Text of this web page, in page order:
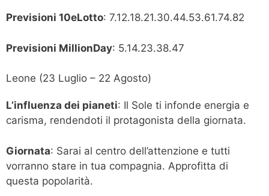
Previsioni 10eLotto: 7.12.18.21.30.44.53.61.74.82
Previsioni MillionDay: 5.14.23.38.47
Leone (23 Luglio – 22 Agosto)
L’influenza dei pianeti: Il Sole ti infonde energia e
carisma, rendendoti il protagonista della giornata.
Giornata: Sarai al centro dell’attenzione e tutti
vorranno stare in tua compagnia. Approfitta di
questa popolarità.